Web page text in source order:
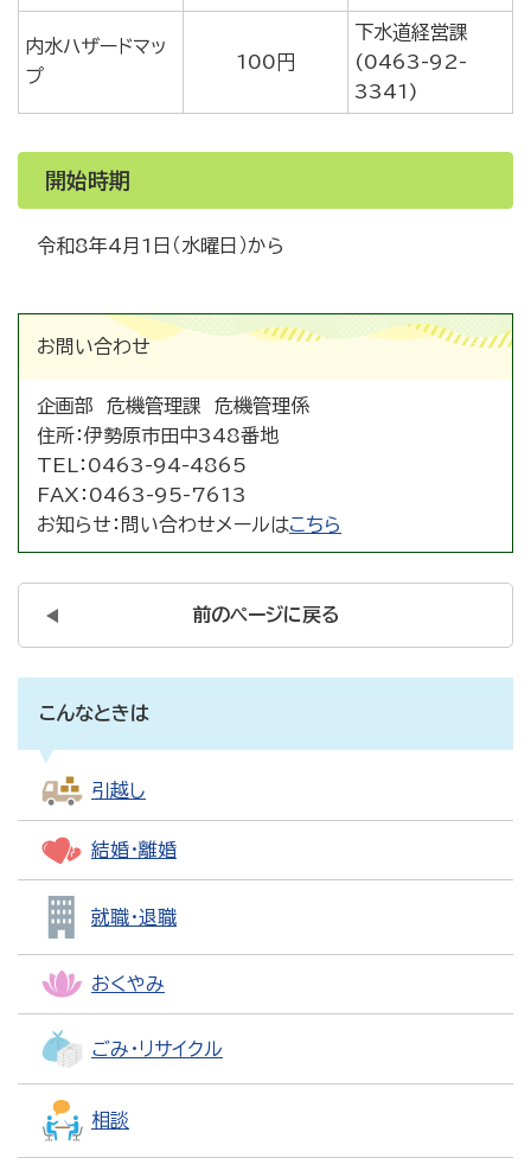
内水ハザードマッ
プ
100円
下水道経営課
(0463-92-
3341)
開始時期
令和8年4月1日（水曜日）から
お問い合わせ
企画部 危機管理課 危機管理係
住所：伊勢原市田中348番地
TEL： 0463-94-4865
FAX： 0463-95-7613
お知らせ： 問い合わせメールはこちら
前のページに戻る
こんなときは
引越し
結婚・離婚
就職・退職
おくやみ
ごみ・リサイクル
相談